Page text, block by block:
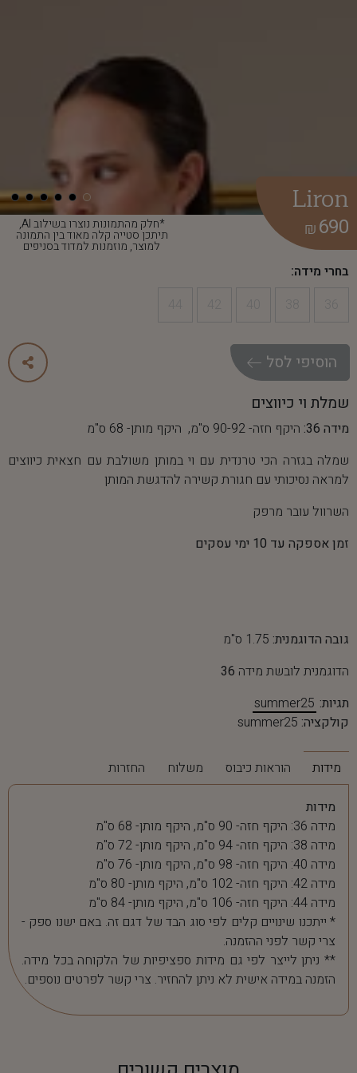
*חלק מהתמונות נוצרו בשילוב AI,
תיתכן סטייה קלה מאוד בין התמונה
למוצר, מוזמנות למדוד בסניפים
Liron
690
₪
בחרי מידה:
הוסיפי לסל
שמלת וי כיווצים
מידה 36:
היקף חזה- 90-92 ס"מ, היקף מותן- 68 ס"מ
שמלה בגזרה הכי טרנדית עם וי במותן משולבת עם חצאית כיווצים
למראה נסיכותי עם חגורת קשירה להדגשת המותן
השרוול עובר מרפק
זמן אספקה עד 10 ימי עסקים
גובה הדוגמנית: 1.75 ס"מ
הדוגמנית לובשת מידה 36
תגיות: summer25
קולקציה: summer25
מידות הוראות כיבוס משלוח החזרות
מידות
מידה 36: היקף חזה- 90 ס"מ, היקף מותן- 68 ס"מ
מידה 38: היקף חזה- 94 ס"מ, היקף מותן- 72 ס"מ
מידה 40: היקף חזה- 98 ס"מ, היקף מותן- 76 ס"מ
מידה 42: היקף חזה- 102 ס"מ, היקף מותן- 80 ס"מ
מידה 44: היקף חזה- 106 ס"מ, היקף מותן- 84 ס"מ
* ייתכנו שינויים קלים לפי סוג הבד של דגם זה. באם ישנו ספק -
צרי קשר לפני ההזמנה.
** ניתן לייצר לפי גם מידות ספציפיות של הלקוחה בכל מידה.
הזמנה במידה אישית לא ניתן להחזיר. צרי קשר לפרטים נוספים.